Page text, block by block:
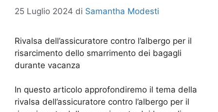
25 Luglio 2024 di Samantha Modesti
Rivalsa dell’assicuratore contro l’albergo per il
risarcimento dello smarrimento dei bagagli
durante vacanza
In questo articolo approfondiremo il tema della
rivalsa dell’assicuratore contro l’albergo per il